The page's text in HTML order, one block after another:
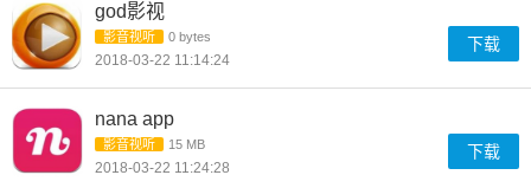
god影视
影音视听 0 bytes
2018-03-22 11:14:24
下载
nana app
影音视听 15 MB
2018-03-22 11:24:28
下载